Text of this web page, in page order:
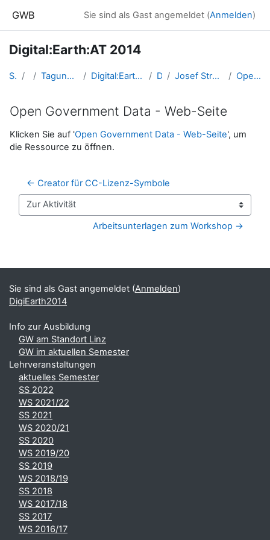
GWB Sie sind als Gast angemeldet (Anmelden)
Digital:Earth:AT 2014
Startseite Kurse Tagungen, Events und Arbeitsgemeinschaften GW Digital:Earth:AT - Fortbildungen zu Geomedien an der Uni/PH Salzburg DigiEarth2014 Josef Strobl: Einführungsvortrag „Open Educational Ressources“ Open Government Data - Web-Seite
Open Government Data - Web-Seite
Abschlussbedingungen
Klicken Sie auf 'Open Government Data - Web-Seite', um
die Ressource zu öffnen.
← Creator für CC-Lizenz-Symbole
Zur Aktivität
Arbeitsunterlagen zum Workshop →
Ergänzungsblöcke
Sie sind als Gast angemeldet (Anmelden)
DigiEarth2014
Info zur Ausbildung
GW am Standort Linz
GW im aktuellen Semester
Lehrveranstaltungen
aktuelles Semester
SS 2022
WS 2021/22
SS 2021
WS 2020/21
SS 2020
WS 2019/20
SS 2019
WS 2018/19
SS 2018
WS 2017/18
SS 2017
WS 2016/17